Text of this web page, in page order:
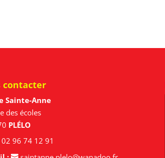
contacter
Sainte-Anne
des écoles
PLÉLO
02 96 74 12 91